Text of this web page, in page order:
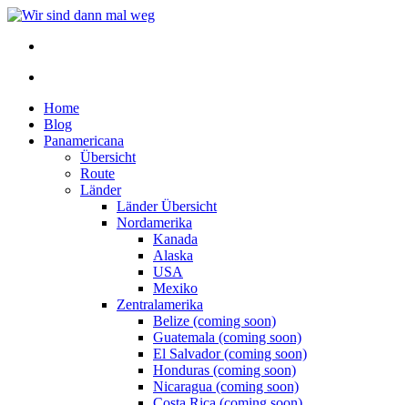
Home
Blog
Panamericana
Übersicht
Route
Länder
Länder Übersicht
Nordamerika
Kanada
Alaska
USA
Mexiko
Zentralamerika
Belize (coming soon)
Guatemala (coming soon)
El Salvador (coming soon)
Honduras (coming soon)
Nicaragua (coming soon)